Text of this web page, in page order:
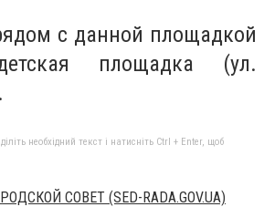
с данной площадкой
площадка (ул.
необхідний текст і натисніть Ctrl + Enter, щоб
СОВЕТ (SED-RADA.GOV.UA)